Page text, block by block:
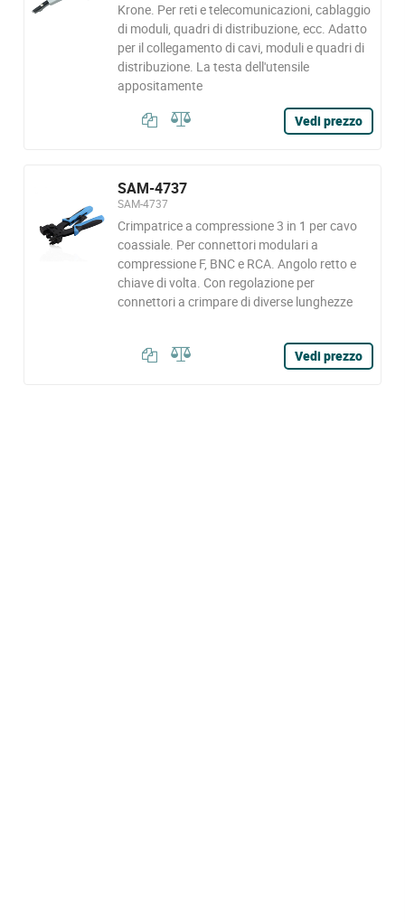
Krone. Per reti e telecomunicazioni, cablaggio
di moduli, quadri di distribuzione, ecc. Adatto
per il collegamento di cavi, moduli e quadri di
distribuzione. La testa dell'utensile
appositamente
Vedi prezzo
SAM-4737
SAM-4737
Crimpatrice a compressione 3 in 1 per cavo
coassiale. Per connettori modulari a
compressione F, BNC e RCA. Angolo retto e
chiave di volta. Con regolazione per
connettori a crimpare di diverse lunghezze
Vedi prezzo